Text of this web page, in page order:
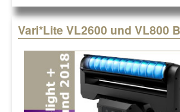
Vari*Lite VL2600 und VL800